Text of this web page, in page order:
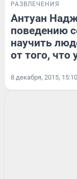
РАЗВЛЕЧЕНИЯ
Антуан
поведению
научить
от того, что
8 декабря, 2015, 15:10